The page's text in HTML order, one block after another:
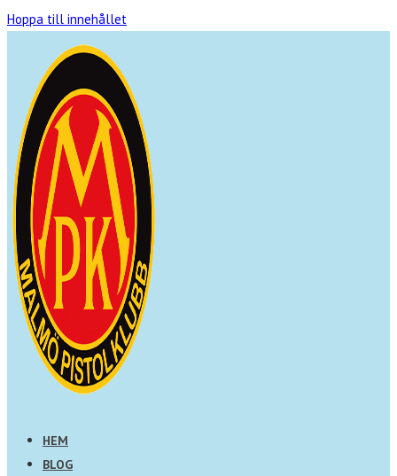
Hoppa till innehållet
HEM
BLOG